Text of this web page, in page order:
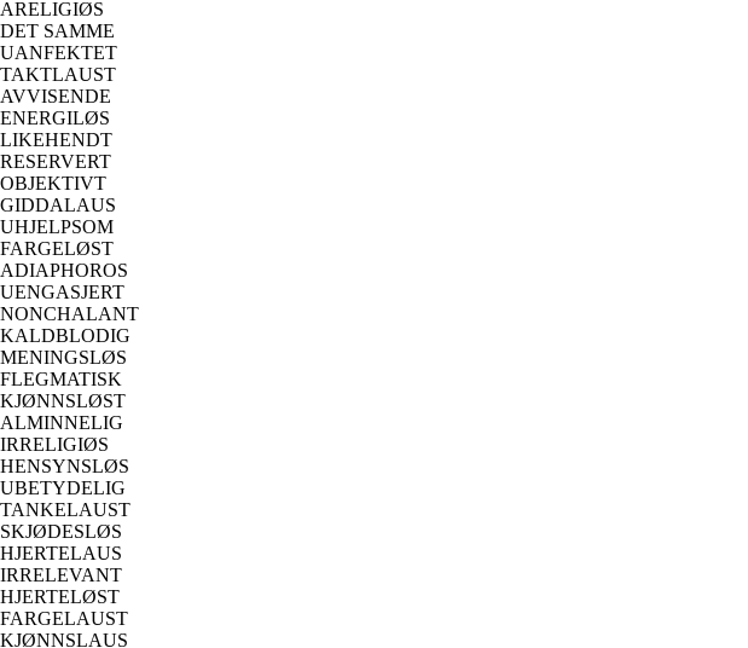
ARELIGIØS
DET SAMME
UANFEKTET
TAKTLAUST
AVVISENDE
ENERGILØS
LIKEHENDT
RESERVERT
OBJEKTIVT
GIDDALAUS
UHJELPSOM
FARGELØST
ADIAPHOROS
UENGASJERT
NONCHALANT
KALDBLODIG
MENINGSLØS
FLEGMATISK
KJØNNSLØST
ALMINNELIG
IRRELIGIØS
HENSYNSLØS
UBETYDELIG
TANKELAUST
SKJØDESLØS
HJERTELAUS
IRRELEVANT
HJERTELØST
FARGELAUST
KJØNNSLAUS